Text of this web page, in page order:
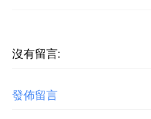
沒有留言:
發佈留言